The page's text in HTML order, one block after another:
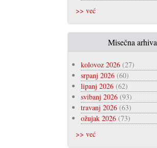
>> već
Misečna arhiva
kolovoz 2026(27)
srpanj 2026(60)
lipanj 2026(62)
svibanj 2026(93)
travanj 2026(63)
ožujak 2026(73)
>> već